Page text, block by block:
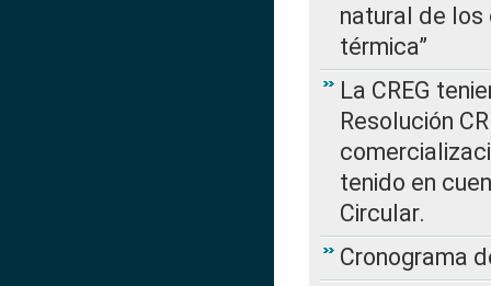
natural de los
térmica”
La CREG
Resolución
tenido en
Circular.
Cronograma